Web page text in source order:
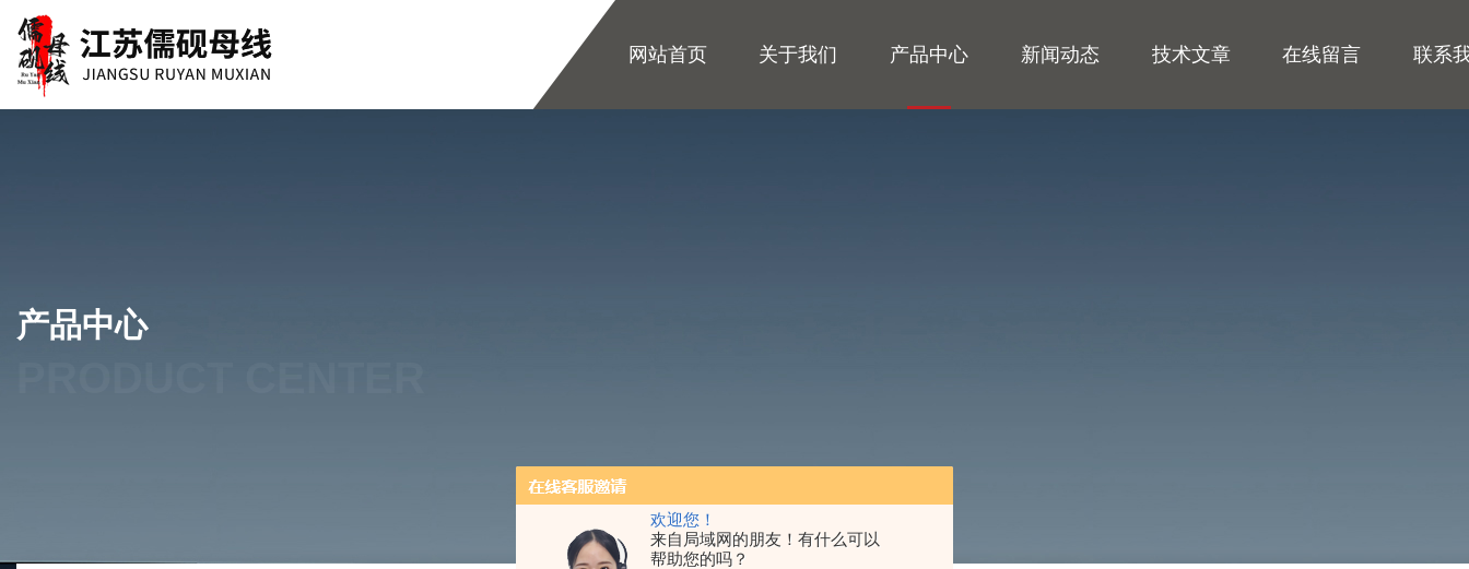
欢迎您！
来自局域网的朋友！有什么可以
帮助您的吗？
网站首页 关于我们 产品中心 新闻动态 技术文章 在线留言 联系
产品中心